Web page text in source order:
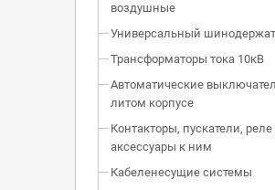
воздушные
Универсальный
Трансформаторы тока 10кВ
Автоматические
литом корпусе
Контакторы, пускатели, реле
аксессуары к ним
Кабеленесущие системы